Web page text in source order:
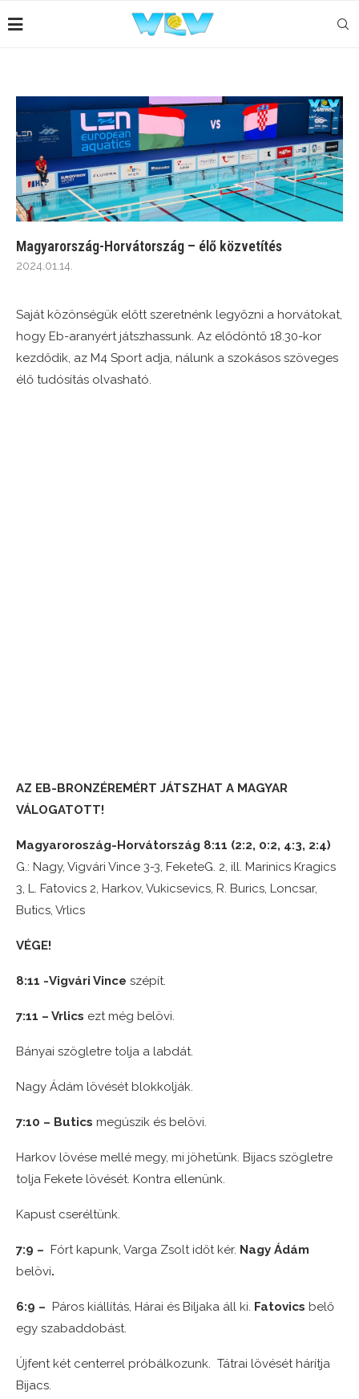
Magyarország-Horvátország – élő közvetítés
2024.01.14.
Saját közönségük előtt szeretnénk legyőzni a horvátokat,
hogy Eb-aranyért játszhassunk. Az elődöntő 18.30-kor
kezdődik, az M4 Sport adja, nálunk a szokásos szöveges
élő tudósítás olvasható.
AZ EB-BRONZÉREMÉRT JÁTSZHAT A MAGYAR
VÁLOGATOTT!
Magyaroroszág-Horvátország 8:11 (2:2, 0:2, 4:3, 2:4)
G.: Nagy, Vigvári Vince 3-3, FeketeG. 2, ill. Marinics Kragics
3, L. Fatovics 2, Harkov, Vukicsevics, R. Burics, Loncsar,
Butics, Vrlics
VÉGE!
8:11 -Vigvári Vince szépít.
7:11 – Vrlics ezt még belövi.
Bányai szögletre tolja a labdát.
Nagy Ádám lövését blokkolják.
7:10 – Butics megúszik és belövi.
Harkov lövése mellé megy, mi jöhetünk. Bijacs szögletre
tolja Fekete lövését. Kontra ellenünk.
Kapust cseréltünk.
7:9 – Fórt kapunk, Varga Zsolt időt kér. Nagy Ádám
belövi.
6:9 – Páros kiállítás, Hárai és Biljaka áll ki. Fatovics belő
egy szabaddobást.
Újfent két centerrel próbálkozunk. Tátrai lövését hárítja
Bijacs.